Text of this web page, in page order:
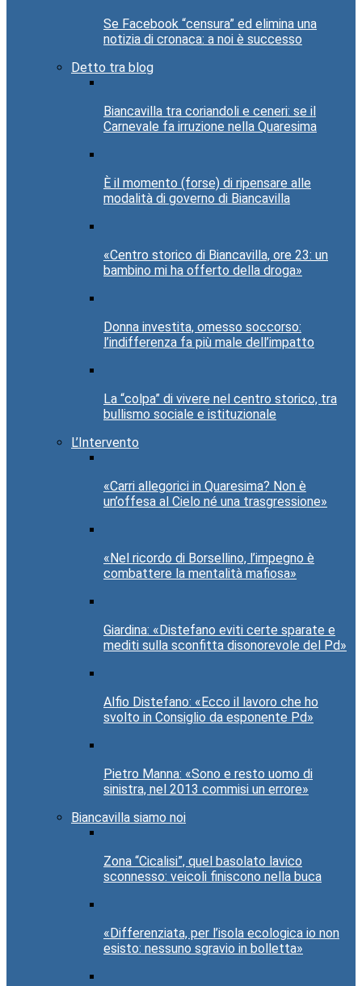
Se Facebook “censura” ed elimina una
notizia di cronaca: a noi è successo
Detto tra blog
Biancavilla tra coriandoli e ceneri: se il
Carnevale fa irruzione nella Quaresima
È il momento (forse) di ripensare alle
modalità di governo di Biancavilla
«Centro storico di Biancavilla, ore 23: un
bambino mi ha offerto della droga»
Donna investita, omesso soccorso:
l’indifferenza fa più male dell’impatto
La “colpa” di vivere nel centro storico, tra
bullismo sociale e istituzionale
L’Intervento
«Carri allegorici in Quaresima? Non è
un’offesa al Cielo né una trasgressione»
«Nel ricordo di Borsellino, l’impegno è
combattere la mentalità mafiosa»
Giardina: «Distefano eviti certe sparate e
mediti sulla sconfitta disonorevole del Pd»
Alfio Distefano: «Ecco il lavoro che ho
svolto in Consiglio da esponente Pd»
Pietro Manna: «Sono e resto uomo di
sinistra, nel 2013 commisi un errore»
Biancavilla siamo noi
Zona “Cicalisi”, quel basolato lavico
sconnesso: veicoli finiscono nella buca
«Differenziata, per l’isola ecologica io non
esisto: nessuno sgravio in bolletta»